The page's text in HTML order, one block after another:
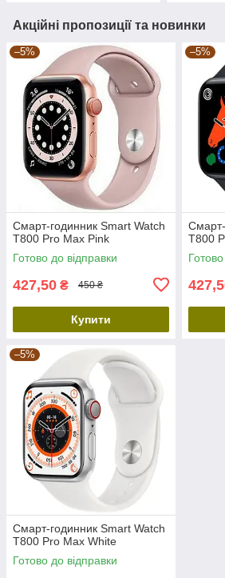
Акційні пропозиції та новинки
–5%
Смарт-годинник Smart Watch
T800 Pro Max Pink
Готово до відправки
427,50 ₴ 450 ₴
Купити
–5%
T800
–5%
Смарт-годинник Smart Watch
T800 Pro Max White
Готово до відправки